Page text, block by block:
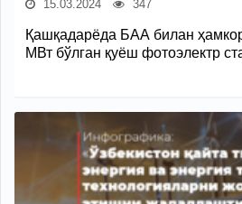
15.03.2024 347
Қашқадарёда БАА билан
МВт бўлган қуёш фотоэлектр